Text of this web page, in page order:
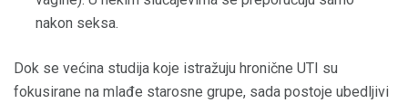
nakon seksa.
Dok se većina studija koje istražuju hronične UTI su
fokusirane na mlađe starosne grupe, sada postoje ubedljivi